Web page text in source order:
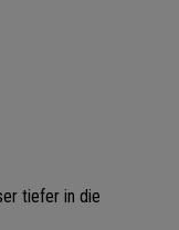
tiefer in die